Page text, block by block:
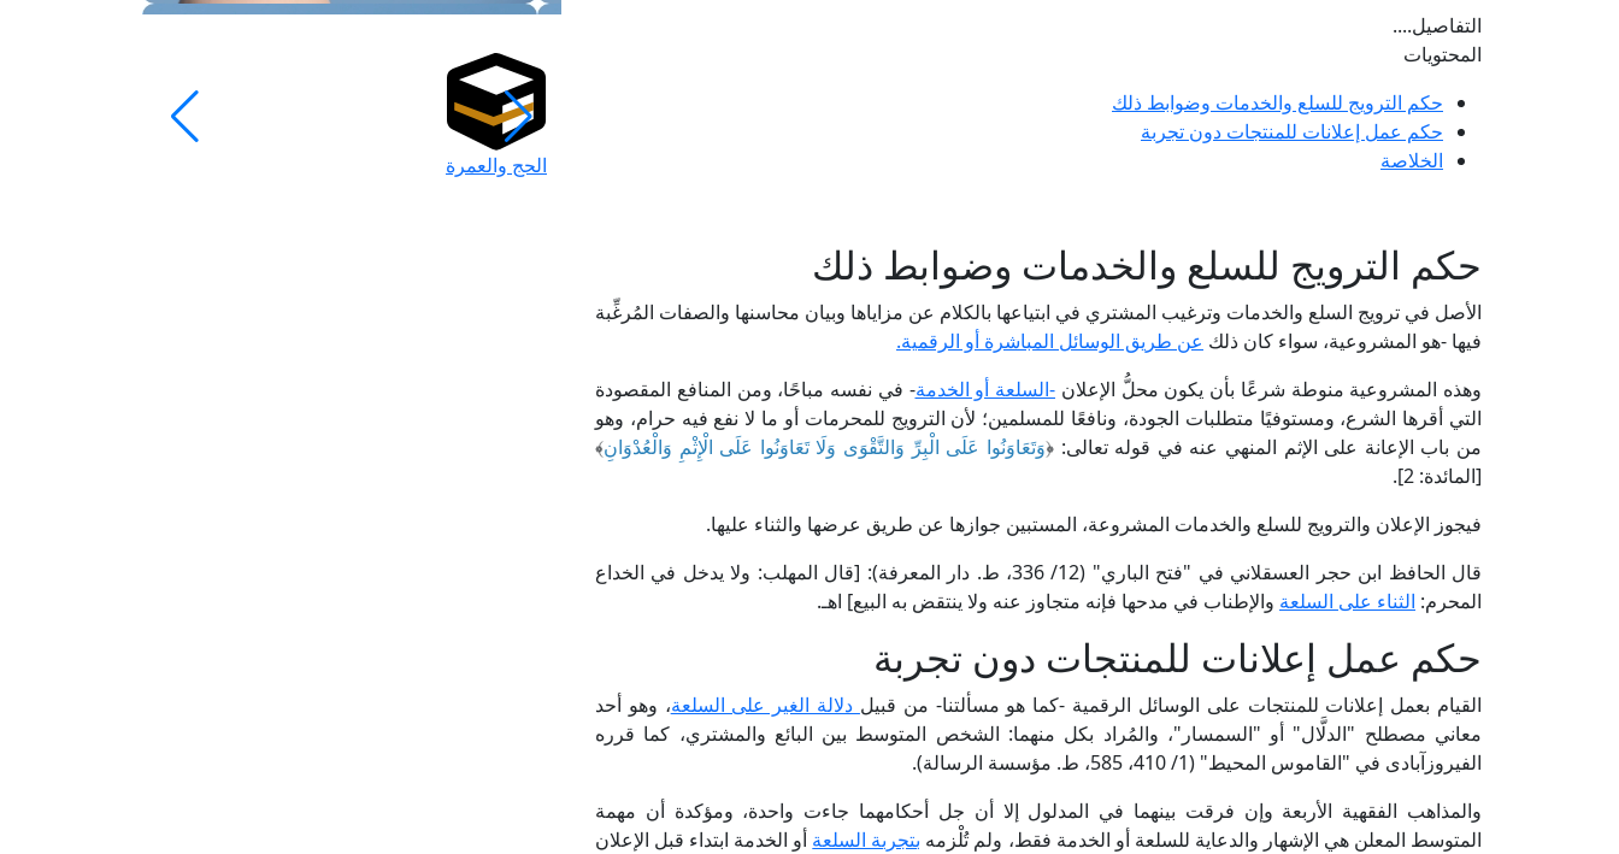
التفاصيل....
المحتويات
حكم الترويج للسلع والخدمات وضوابط ذلك
حكم عمل إعلانات للمنتجات دون تجربة
الخلاصة
حكم الترويج للسلع والخدمات وضوابط ذلك
الأصل في ترويج السلع والخدمات وترغيب المشتري في ابتياعها بالكلام عن مزاياها وبيان محاسنها والصفات المُرغِّبة
فيها -هو المشروعية، سواء كان ذلك عن طريق الوسائل المباشرة أو الرقمية.
وهذه المشروعية منوطة شرعًا بأن يكون محلُّ الإعلان -السلعة أو الخدمة- في نفسه مباحًا، ومن المنافع المقصودة
التي أقرها الشرع، ومستوفيًا متطلبات الجودة، ونافعًا للمسلمين؛ لأن الترويج للمحرمات أو ما لا نفع فيه حرام، وهو
من باب الإعانة على الإثم المنهي عنه في قوله تعالى: ﴿وَتَعَاوَنُوا عَلَى الْبِرِّ وَالتَّقْوَى وَلَا تَعَاوَنُوا عَلَى الْإِثْمِ وَالْعُدْوَانِ﴾
[المائدة: 2].
فيجوز الإعلان والترويج للسلع والخدمات المشروعة، المستبين جوازها عن طريق عرضها والثناء عليها.
قال الحافظ ابن حجر العسقلاني في "فتح الباري" (12/ 336، ط. دار المعرفة): [قال المهلب: ولا يدخل في الخداع
المحرم: الثناء على السلعة والإطناب في مدحها فإنه متجاوز عنه ولا ينتقض به البيع] اهـ.
حكم عمل إعلانات للمنتجات دون تجربة
القيام بعمل إعلانات للمنتجات على الوسائل الرقمية -كما هو مسألتنا- من قبيل دلالة الغير على السلعة، وهو أحد
معاني مصطلح "الدلَّال" أو "السمسار"، والمُراد بكل منهما: الشخص المتوسط بين البائع والمشتري، كما قرره
الفيروزآبادى في "القاموس المحيط" (1/ 410، 585، ط. مؤسسة الرسالة).
والمذاهب الفقهية الأربعة وإن فرقت بينهما في المدلول إلا أن جل أحكامهما جاءت واحدة، ومؤكدة أن مهمة
المتوسط المعلن هي الإشهار والدعاية للسلعة أو الخدمة فقط، ولم تُلْزمه بتجربة السلعة أو الخدمة ابتداء قبل الإعلان
الحج والعمرة